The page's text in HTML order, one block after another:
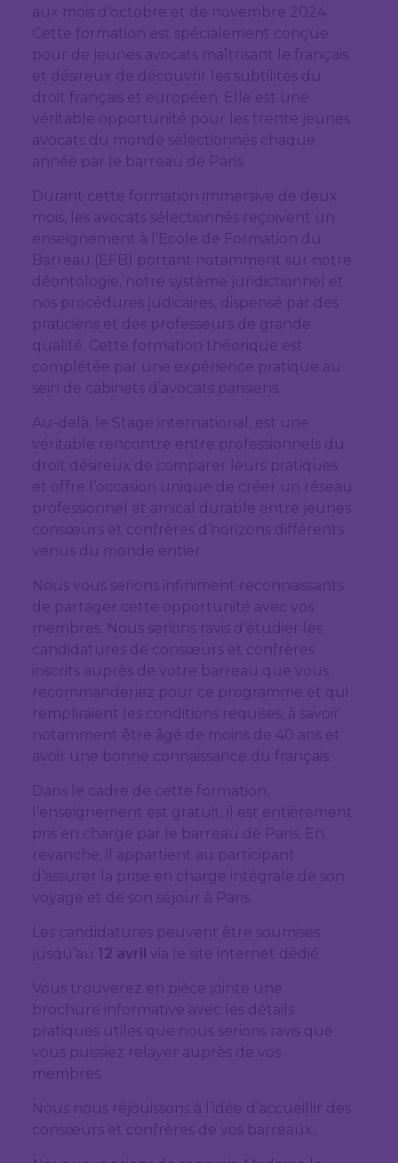
aux mois d’octobre et de novembre 2024.
Cette formation est spécialement conçue
pour de jeunes avocats maîtrisant le français
et désireux de découvrir les subtilités du
droit français et européen. Elle est une
véritable opportunité pour les trente jeunes
avocats du monde sélectionnés chaque
année par le barreau de Paris.
Durant cette formation immersive de deux
mois, les avocats sélectionnés reçoivent un
enseignement à l’Ecole de Formation du
Barreau (EFB) portant notamment sur notre
déontologie, notre système juridictionnel et
nos procédures judicaires, dispensé par des
praticiens et des professeurs de grande
qualité. Cette formation théorique est
complétée par une expérience pratique au
sein de cabinets d’avocats parisiens.
Au-delà, le Stage international, est une
véritable rencontre entre professionnels du
droit désireux de comparer leurs pratiques
et offre l’occasion unique de créer un réseau
professionnel et amical durable entre jeunes
consœurs et confrères d’horizons différents
venus du monde entier.
Nous vous serions infiniment reconnaissants
de partager cette opportunité avec vos
membres. Nous serions ravis d’étudier les
candidatures de consœurs et confrères
inscrits auprès de votre barreau que vous
recommanderiez pour ce programme et qui
rempliraient les conditions requises, à savoir
notamment être âgé de moins de 40 ans et
avoir une bonne connaissance du français.
Dans le cadre de cette formation,
l’enseignement est gratuit, il est entièrement
pris en charge par le barreau de Paris. En
revanche, il appartient au participant
d’assurer la prise en charge intégrale de son
voyage et de son séjour à Paris.
Les candidatures peuvent être soumises
jusqu’au 12 avril via le site internet dédié.
Vous trouverez en pièce jointe une
brochure informative avec les détails
pratiques utiles que nous serions ravis que
vous puissiez relayer auprès de vos
membres.
Nous nous réjouissons à l’idée d’accueillir des
consœurs et confrères de vos barreaux,